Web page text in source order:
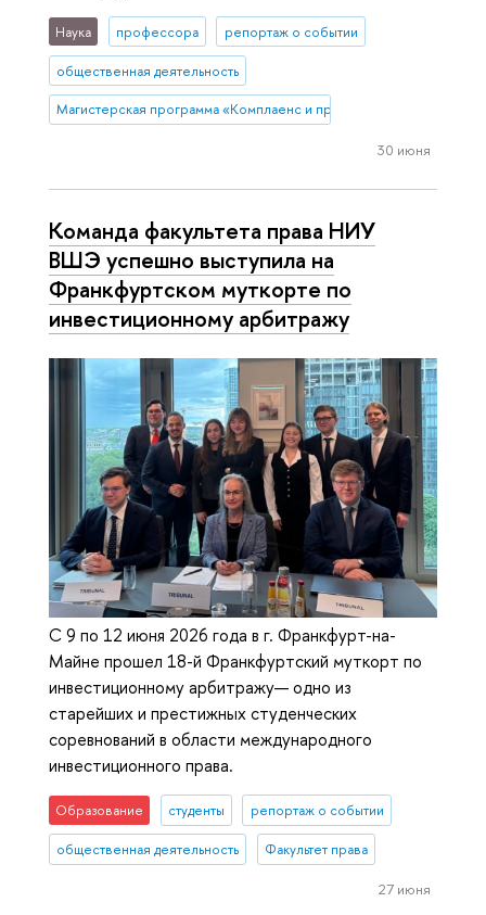
Наука профессора репортаж о событии
общественная деятельность
Магистерская программа «Комплаенс и профилактика правовых
30 июня
Команда факультета права НИУ
ВШЭ успешно выступила на
Франкфуртском муткорте по
инвестиционному арбитражу
С 9 по 12 июня 2026 года в г. Франкфурт-на-
Майне прошел 18-й Франкфуртский муткорт по
инвестиционному арбитражу— одно из
старейших и престижных студенческих
соревнований в области международного
инвестиционного права.
Образование студенты репортаж о событии
общественная деятельность Факультет права
27 июня